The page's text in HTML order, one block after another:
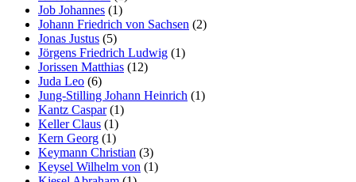
Job Johannes (1)
Johann Friedrich von Sachsen (2)
Jonas Justus (5)
Jörgens Friedrich Ludwig (1)
Jorissen Matthias (12)
Juda Leo (6)
Jung-Stilling Johann Heinrich (1)
Kantz Caspar(1)
Keller Claus (1)
Kern Georg (1)
Keymann Christian (3)
Keysel Wilhelm von (1)